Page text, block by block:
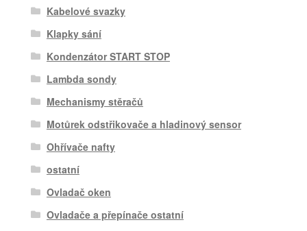
Kabelové svazky
Klapky sání
Kondenzátor START STOP
Lambda sondy
Mechanismy stěračů
Motůrek odstřikovače a hladinový sensor
Ohřívače nafty
ostatní
Ovladač oken
Ovladače a přepínače ostatní